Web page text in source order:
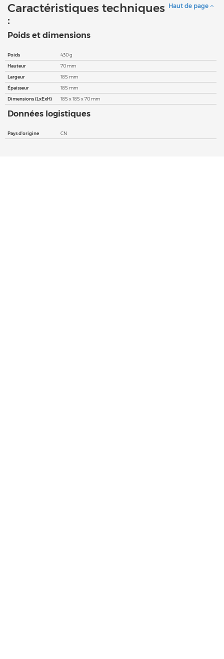
Haut de page
Caractéristiques techniques
:
Poids et dimensions
Poids
430 g
Hauteur
70 mm
Largeur
185 mm
Épaisseur
185 mm
Dimensions (LxExH)
185 x 185 x 70 mm
Données logistiques
Pays d'origine CN